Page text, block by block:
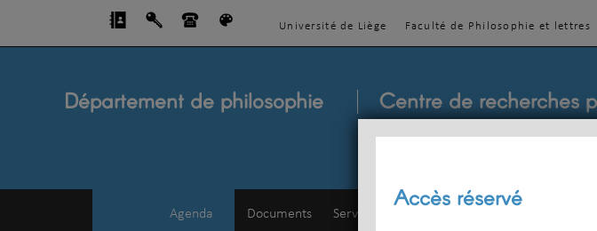
Université de Liège Faculté de Philosophie et lettres
Département de philosophie Centre de recherches
Agenda Documents Service d'esthétique
Accès réservé